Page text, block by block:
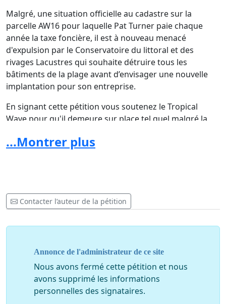
Malgré, une situation officielle au cadastre sur la
parcelle AW16 pour laquelle Pat Turner paie chaque
année la taxe foncière, il est à nouveau menacé
d'expulsion par le Conservatoire du littoral et des
rivages Lacustres qui souhaite détruire tous les
bâtiments de la plage avant d’envisager une nouvelle
implantation pour son entreprise.
En signant cette pétition vous soutenez le Tropical
Wave pour qu'il demeure sur place tel quel malgré la
au public soit maintenu sur la plage pendant la durée
...Montrer plus
Contacter l’auteur de la pétition
Annonce de l'administrateur de ce site
Nous avons fermé cette pétition et nous
avons supprimé les informations
personnelles des signataires.